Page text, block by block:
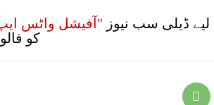
ڈیلی سب نیوز "آفیشل واٹس
کو